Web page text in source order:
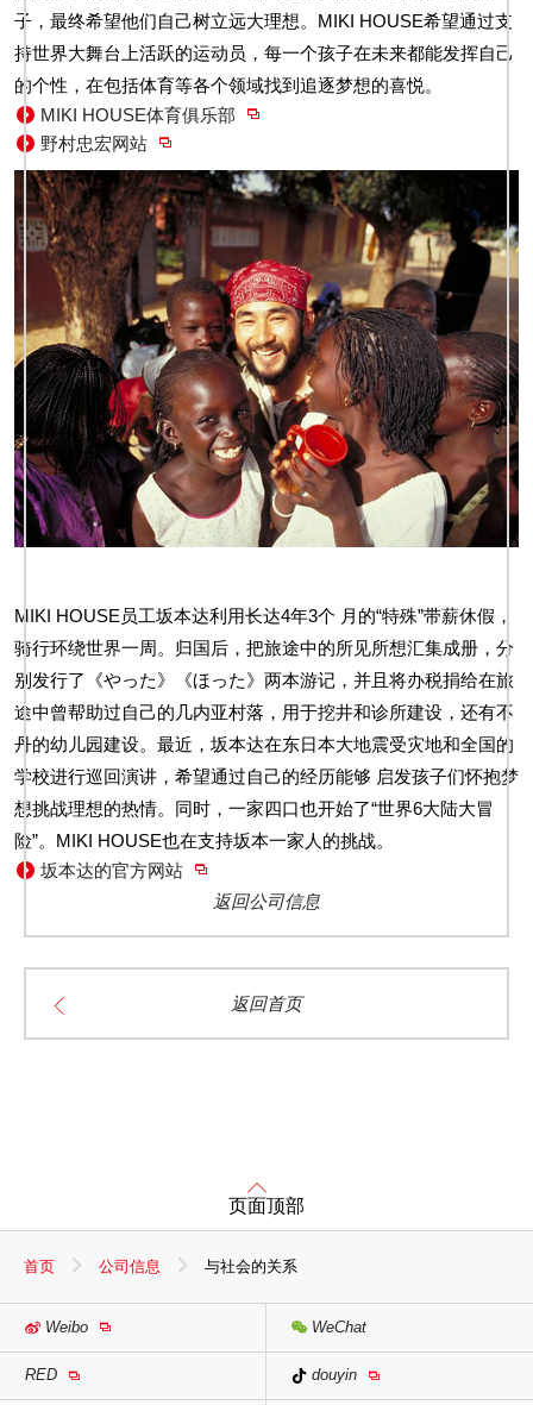
子，最终希望他们自己树立远大理想。MIKI HOUSE希望通过支
持世界大舞台上活跃的运动员，每一个孩子在未来都能发挥自己
的个性，在包括体育等各个领域找到追逐梦想的喜悦。
MIKI HOUSE体育俱乐部
野村忠宏网站
MIKI HOUSE员工坂本达利用长达4年3个 月的“特殊”带薪休假，
骑行环绕世界一周。归国后，把旅途中的所见所想汇集成册，分
别发行了《やった》《ほった》两本游记，并且将办税捐给在旅
途中曾帮助过自己的几内亚村落，用于挖井和诊所建设，还有不
丹的幼儿园建设。最近，坂本达在东日本大地震受灾地和全国的
学校进行巡回演讲，希望通过自己的经历能够 启发孩子们怀抱梦
想挑战理想的热情。同时，一家四口也开始了“世界6大陆大冒
险”。MIKI HOUSE也在支持坂本一家人的挑战。
坂本达的官方网站
返回公司信息
返回首页
页面顶部
首页 公司信息 与社会的关系
Weibo WeChat
RED douyin